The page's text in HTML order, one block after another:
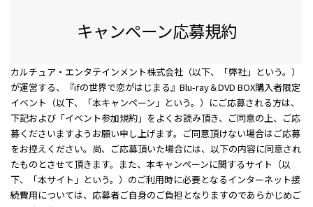
キャンペーン応募規約
カルチュア・エンタテインメント株式会社（以下、「弊社」という。）
が運営する、『ifの世界で恋がはじまる』Blu-ray＆DVD BOX購入者限定
イベント（以下、「本キャンペーン」という。）にご応募される方は、
下記および「イベント参加規約」をよくお読み頂き、ご同意の上、ご応
募くださいますようお願い申し上げます。ご同意頂けない場合はご応募
をお控えください。尚、ご応募頂いた場合には、以下の内容に同意され
たものとさせて頂きます。また、本キャンペーンに関するサイト（以
下、「本サイト」という。）のご利用時に必要となるインターネット接
続費用については、応募者ご自身のご負担となりますのであらかじめご